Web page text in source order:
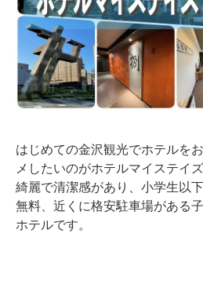
はじめての金沢観光でホテルを
メしたいのがホテルマイステイ
綺麗で清潔感があり、小学生以
無料、近くに格安駐車場がある
ホテルです。